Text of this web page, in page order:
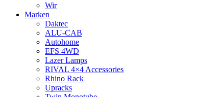
Wir
Marken
Daktec
ALU-CAB
Autohome
EFS 4WD
Lazer Lamps
RIVAL 4×4 Accessories
Rhino Rack
Upracks